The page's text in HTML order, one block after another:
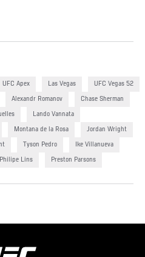
UFC Apex Las Vegas UFC Vegas 52
Alexandr Romanov Chase Sherman
Lando Vannata
Montana de la Rosa Jordan Wright
Tyson Pedro Ike Villanueva
Philipe Lins Preston Parsons